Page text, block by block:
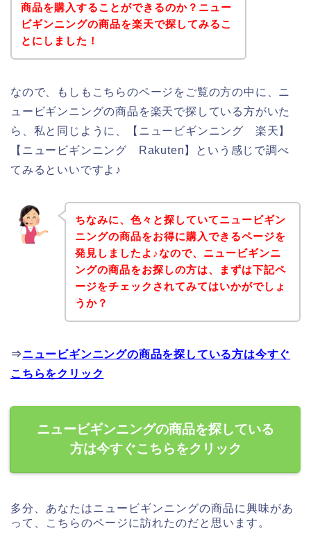
商品を購入することができるのか？ニュー
ビギンニングの商品を楽天で探してみるこ
とにしました！
なので、もしもこちらのページをご覧の方の中に、ニ
ュービギンニングの商品を楽天で探している方がいた
ら、私と同じように、【ニュービギンニング 楽天】
【ニュービギンニング Rakuten】という感じで調べ
てみるといいですよ♪
ちなみに、色々と探していてニュービギン
ニングの商品をお得に購入できるページを
発見しましたよ♪なので、ニュービギンニ
ングの商品をお探しの方は、まずは下記ペ
ージをチェックされてみてはいかがでしょ
うか？
⇒ニュービギンニングの商品を探している方は今すぐ
こちらをクリック
ニュービギンニングの商品を探している
方は今すぐこちらをクリック
多分、あなたはニュービギンニングの商品に興味があ
って、こちらのページに訪れたのだと思います。